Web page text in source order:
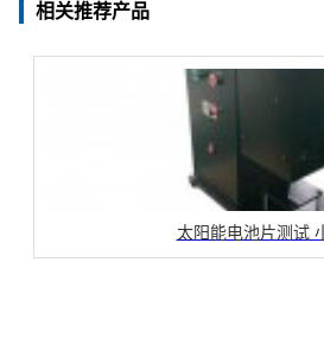
相关推荐产品
太阳能电池片测试